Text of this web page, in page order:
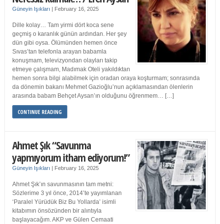
Güneyin Işıkları | February 16, 2025
Dille kolay… Tam yirmi dört koca sene
geçmiş o karanlık günün ardından. Her şey
dün gibi oysa. Ölümünden hemen önce
Sıvas’tan telefonla arayan babamla
konuşmam, televizyondan olayları takip
etmeye çalışmam, Madımak Oteli yakıldıktan
hemen sonra bilgi alabilmek için oradan oraya koşturmam; sonrasında
da dönemin bakanı Mehmet Gazioğlu’nun açıklamasından ölenlerin
arasında babam Behçet Aysan’ın olduğunu öğrenmem… […]
CONTINUE READING
Ahmet Şık “Savunma
yapmıyorum itham ediyorum!”
Güneyin Işıkları | February 16, 2025
Ahmet Şık’ın savunmasının tam metni:
Sözlerime 3 yıl önce, 2014’te yayımlanan
‘Paralel Yürüdük Biz Bu Yollarda’ isimli
kitabımın önsözünden bir alıntıyla
başlayacağım. AKP ve Gülen Cemaati